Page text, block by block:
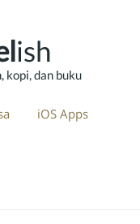
ish
kopi, dan buku
iOS Apps